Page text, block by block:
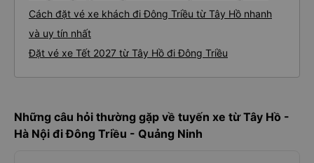
Cách đặt vé xe khách đi Đông Triều từ Tây Hồ nhanh
và uy tín nhất
Đặt vé xe Tết 2027 từ Tây Hồ đi Đông Triều
Những câu hỏi thường gặp về tuyến xe từ Tây Hồ -
Hà Nội đi Đông Triều - Quảng Ninh